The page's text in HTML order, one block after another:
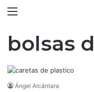
bolsas
Ángel Alcántara